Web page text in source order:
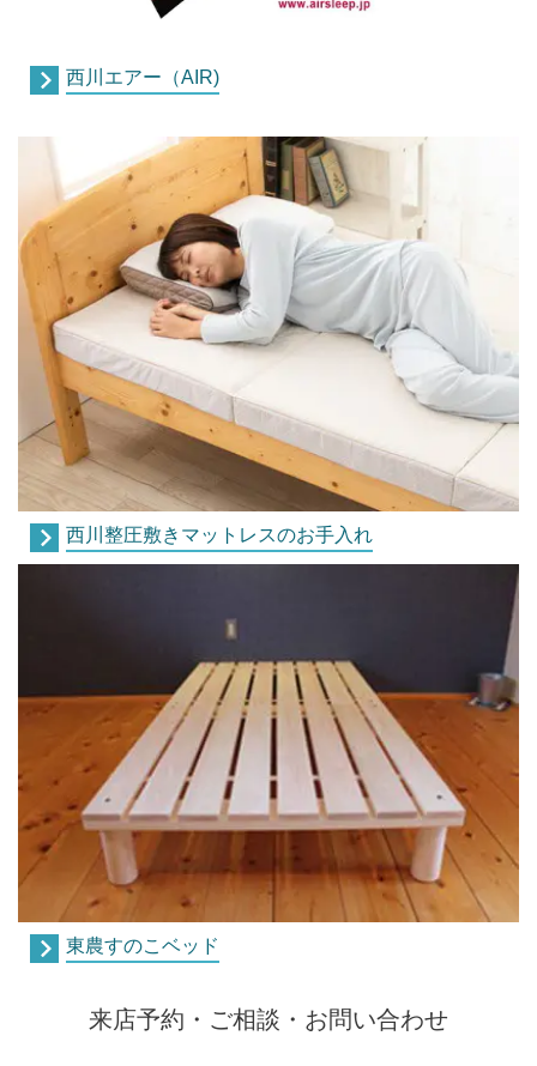
西川エアー（AIR)
西川整圧敷きマットレスのお手入れ
東農すのこベッド
来店予約・ご相談・お問い合わせ